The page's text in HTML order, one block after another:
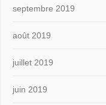
septembre 2019
août 2019
juillet 2019
juin 2019